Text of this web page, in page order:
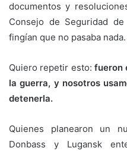
documentos y
Consejo de Seguridad
fingían que no pasaba nada.
Quiero repetir esto: fueron
la guerra, y nosotros
detenerla.
Quienes planearon un
Donbass y Lugansk